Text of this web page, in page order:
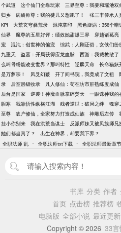
个武道
这个仙门全靠玩家 三界至尊：我要和瑶池双
归乡
病娇师尊：我的徒儿又想跑了！ 张三丰传承人
KPI
大荒玄穹彝荒录 混沌掌印 黑色旋涡：356个暗
仙界
魔尊的五星好评：绩效她甜爆三界 穿越诸葛亮
宠
混沌：创世神的偏宠 综武：人刚还俗，女侠们纷
九重天
盗墓：开局获得应龙血脉 西游：我截教散了
么叫骨粉能改变世界？那叫特性
逆麟天命 长命猫妖
是万萝宗！
风爻幻薮 开了间书院，我竟成了文祖
录
后室层级收录 凡人修仙：苟在坊市肝熟练度成仙
后台是国家
逆袭！神魔血脉掌碎焚天 一眼诛神我的
胆寒
我靠悟性纵横江湖 残者逆世：破局之绊 魂穿
至尊
农户修仙，全家努力打造成仙族 神雕后左传
挂小你别来
我在洪荒当谋士 反派师妹又被凤族师兄
她们都当真了？
出生在神界，却要我下界？
全职法师 乱 - 全职法师txt下载 - 全职法师最新章节
书库 分类 作者
首页 点击榜 推荐榜
电脑版 全部小说 最近更新
Copyright © 2026 33